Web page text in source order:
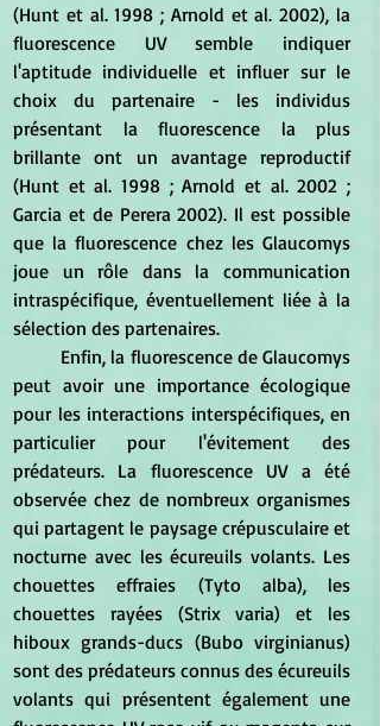
(Hunt et al. 1998 ; Arnold et al. 2002), la
fluorescence UV semble indiquer
l'aptitude individuelle et influer sur le
choix du partenaire - les individus
présentant la fluorescence la plus
brillante ont un avantage reproductif
(Hunt et al. 1998 ; Arnold et al. 2002 ;
Garcia et de Perera 2002). Il est possible
que la fluorescence chez les Glaucomys
joue un rôle dans la communication
intraspécifique, éventuellement liée à la
sélection des partenaires.
peut avoir une importance écologique
pour les interactions interspécifiques, en
particulier pour l'évitement des
prédateurs. La fluorescence UV a été
observée chez de nombreux organismes
qui partagent le paysage crépusculaire et
nocturne avec les écureuils volants. Les
chouettes effraies (Tyto alba), les
chouettes rayées (Strix varia) et les
hiboux grands-ducs (Bubo virginianus)
sont des prédateurs connus des écureuils
volants qui présentent également une